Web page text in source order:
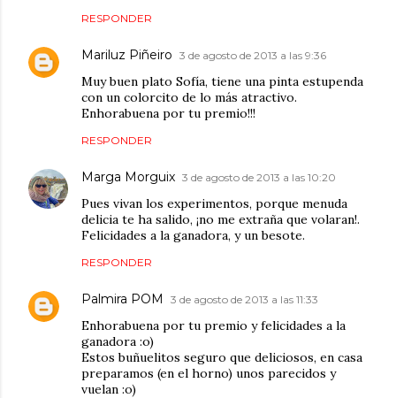
RESPONDER
Mariluz Piñeiro 3 de agosto de 2013 a las 9:36
Muy buen plato Sofía, tiene una pinta estupenda
con un colorcito de lo más atractivo.
Enhorabuena por tu premio!!!
RESPONDER
Marga Morguix 3 de agosto de 2013 a las 10:20
Pues vivan los experimentos, porque menuda
delicia te ha salido, ¡no me extraña que volaran!.
Felicidades a la ganadora, y un besote.
RESPONDER
Palmira POM 3 de agosto de 2013 a las 11:33
Enhorabuena por tu premio y felicidades a la
ganadora :o)
Estos buñuelitos seguro que deliciosos, en casa
preparamos (en el horno) unos parecidos y
vuelan :o)